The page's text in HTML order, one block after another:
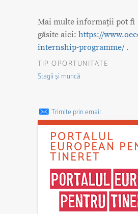
Mai multe informații pot fi
găsite aici: https://
internship-programme/ .
TIP OPORTUNITATE
Stagii și muncă
Trimite prin email
PORTALUL
EUROPEAN
TINERET